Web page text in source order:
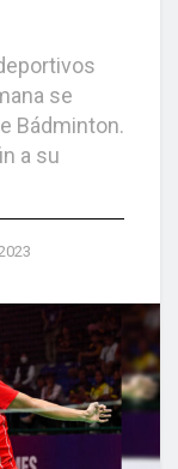
se
Bádminton.
a su